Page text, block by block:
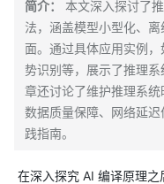
简介：
本文深入探讨了
法，涵盖模型小型化、
面。通过具体应用实例
势识别等，展示了推理
章还讨论了维护推理系统
数据质量保障、网络延
践指南。
在深入探究 AI 编译原理